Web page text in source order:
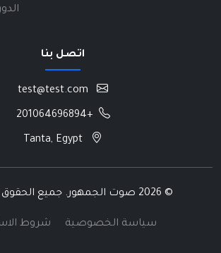
اتصل بنا
+201064696894
© 2026 صوت الجمهور. جميع الحقوق محفوظة.
سياسة الخصوصية شروط